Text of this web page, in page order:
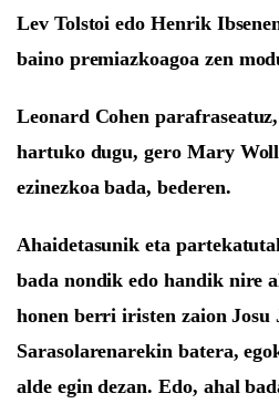
Lev Tolstoi edo Henrik
baino premiazkoagoa zen
Leonard Cohen
hartuko dugu,gero Mary
ezinezkoa bada, bederen.
Ahaidetasunik eta
bada nondik edo handik nire
honen berri iristen zaion Josu
Sarasolarenarekin batera,
alde egin dezan. Edo, ahal